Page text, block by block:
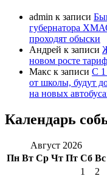
admin к записи
губернатора
проходят обыски
Андрей к записи
новом росте
Макс к записи С 1
от школы, будут
на новых
Календарь
Август 2026
Пн Вт Ср Чт Пт Сб Вс
1
2